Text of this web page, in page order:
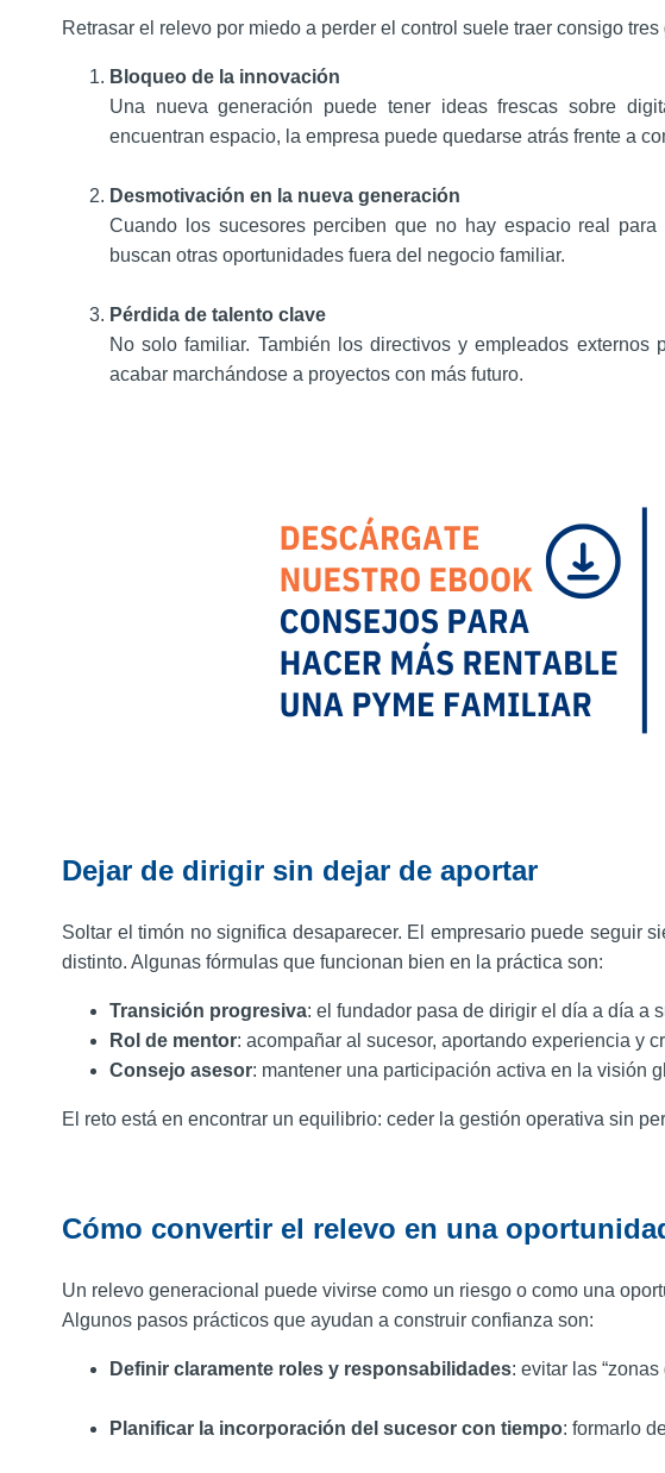
Retrasar el relevo por miedo a perder el control suele traer consigo
Bloqueo de la innovación
Una nueva generación puede tener ideas frescas sobre
encuentran espacio, la empresa puede quedarse atrás frente a
Desmotivación en la nueva generación
Cuando los sucesores perciben que no hay espacio real
buscan otras oportunidades fuera del negocio familiar.
Pérdida de talento clave
No solo familiar. También los directivos y empleados
acabar marchándose a proyectos con más futuro.
Dejar de dirigir sin dejar de aportar
Soltar el timón no significa desaparecer. El empresario puede seguir
distinto. Algunas fórmulas que funcionan bien en la práctica son:
Transición progresiva: el fundador pasa de dirigir el día a día a
Rol de mentor: acompañar al sucesor, aportando experiencia y
Consejo asesor: mantener una participación activa en la visión
El reto está en encontrar un equilibrio: ceder la gestión operativa sin
Cómo convertir el relevo en una
Un relevo generacional puede vivirse como un riesgo o como una
Algunos pasos prácticos que ayudan a construir confianza son:
Definir claramente roles y responsabilidades: evitar las
Planificar la incorporación del sucesor con tiempo: formarlo